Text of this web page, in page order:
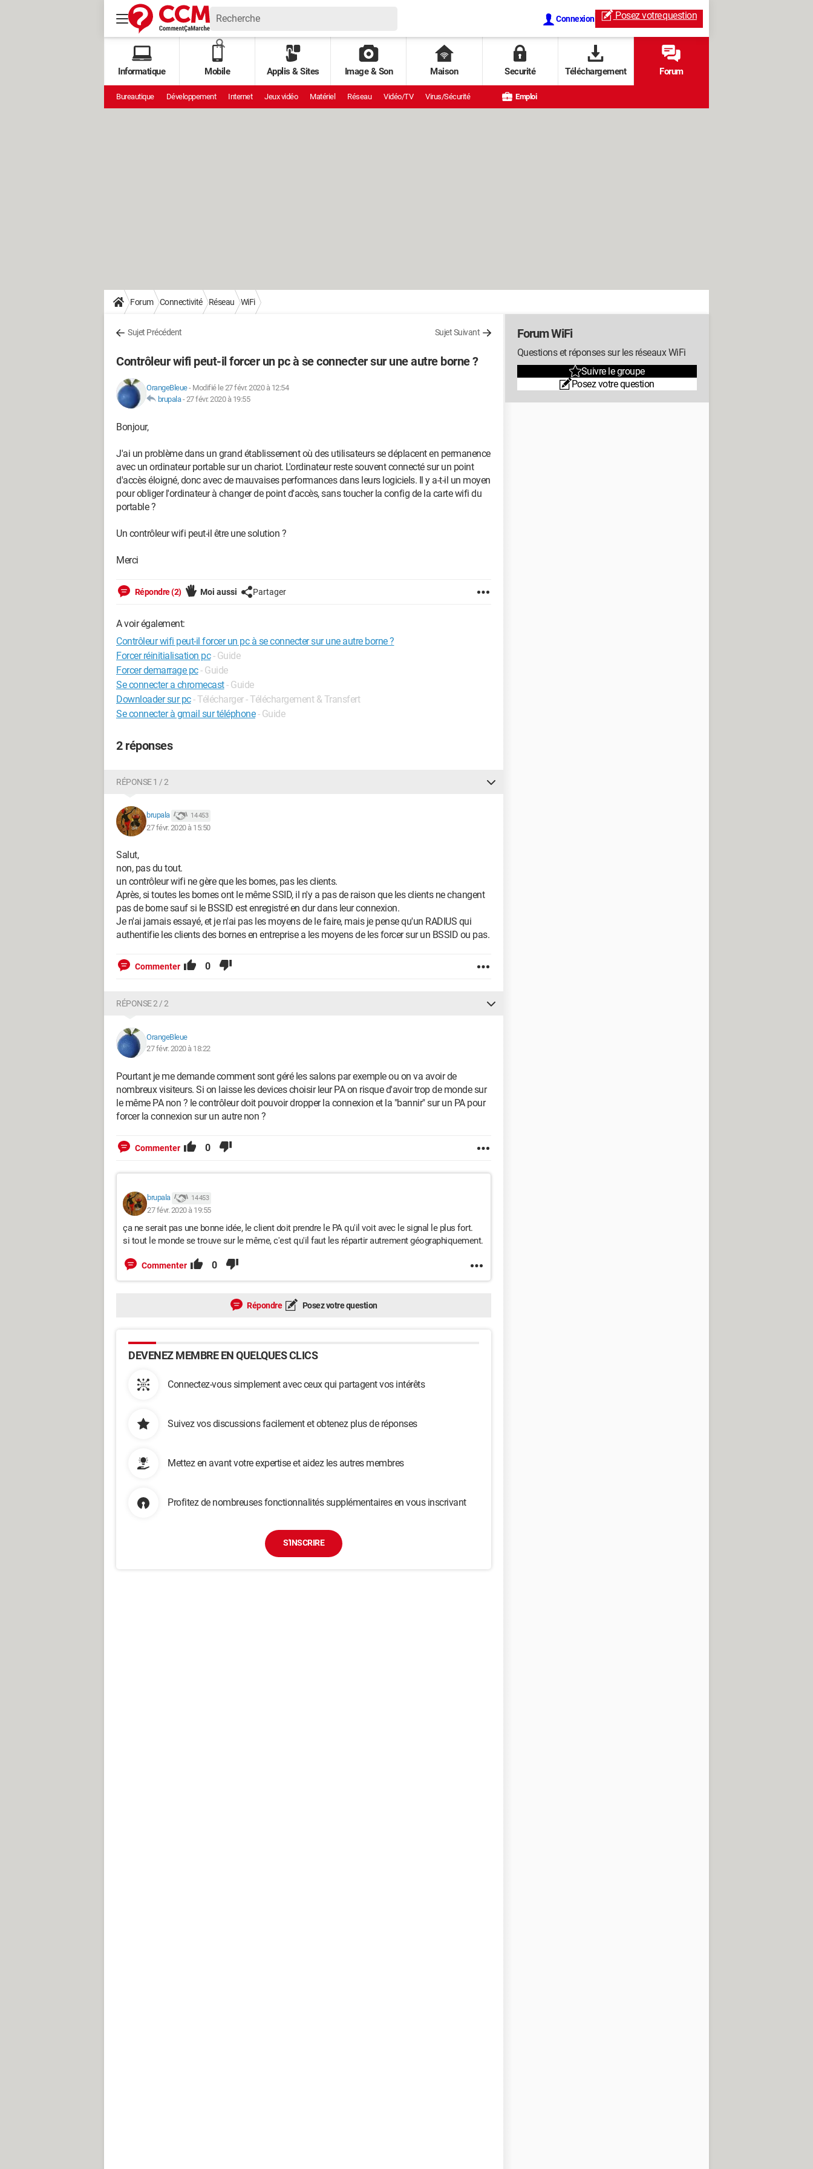
Connexion Posez votrequestion
Informatique Mobile Applis & Sites Image & Son Maison Securité Téléchargement Forum
Bureautique Développement Internet Jeux vidéo Matériel Réseau Vidéo/TV Virus/Sécurité Emploi
Forum Connectivité Réseau WiFi
Sujet Précédent Sujet Suivant
Contrôleur wifi peut-il forcer un pc à se connecter sur une autre borne ?
OrangeBleue- Modifié le 27 févr. 2020 à 12:54
brupala-27 févr. 2020 à 19:55
Bonjour,
J'ai un problème dans un grand établissement où des utilisateurs se déplacent en permanence
avec un ordinateur portable sur un chariot. L'ordinateur reste souvent connecté sur un point
d'accès éloigné, donc avec de mauvaises performances dans leurs logiciels. Il y a-t-il un moyen
pour obliger l'ordinateur à changer de point d'accès, sans toucher la config de la carte wifi du
portable ?
Un contrôleur wifi peut-il être une solution ?
Merci
Répondre (2) Moi aussi Partager
A voir également:
Contrôleur wifi peut-il forcer un pc à se connecter sur une autre borne ?
Forcer réinitialisation pc - Guide
Forcer demarrage pc- Guide
Se connecter a chromecast- Guide
Downloader sur pc- Télécharger - Téléchargement & Transfert
Se connecter à gmail sur téléphone - Guide
2 réponses
RÉPONSE 1 / 2
brupala 14 453
27 févr. 2020 à 15:50
Salut,
non, pas du tout.
un contrôleur wifi ne gère que les bornes, pas les clients.
Après, si toutes les bornes ont le même SSID, il n'y a pas de raison que les clients ne changent
pas de borne sauf si le BSSID est enregistré en dur dans leur connexion.
Je n'ai jamais essayé, et je n'ai pas les moyens de le faire, mais je pense qu'un RADIUS qui
authentifie les clients des bornes en entreprise a les moyens de les forcer sur un BSSID ou pas.
Commenter 0
RÉPONSE 2 / 2
OrangeBleue
27 févr. 2020 à 18:22
Pourtant je me demande comment sont géré les salons par exemple ou on va avoir de
nombreux visiteurs. Si on laisse les devices choisir leur PA on risque d'avoir trop de monde sur
le même PA non ? le contrôleur doit pouvoir dropper la connexion et la "bannir" sur un PA pour
forcer la connexion sur un autre non ?
Commenter 0
brupala 14 453
27 févr. 2020 à 19:55
ça ne serait pas une bonne idée, le client doit prendre le PA qu'il voit avec le signal le plus fort.
si tout le monde se trouve sur le même, c'est qu'il faut les répartir autrement géographiquement.
Commenter 0
Répondre Posez votre question
DEVENEZ MEMBRE EN QUELQUES CLICS
Connectez-vous simplement avec ceux qui partagent vos intérêts
Suivez vos discussions facilement et obtenez plus de réponses
Mettez en avant votre expertise et aidez les autres membres
Profitez de nombreuses fonctionnalités supplémentaires en vous inscrivant
S'INSCRIRE
Forum WiFi
Questions et réponses sur les réseaux WiFi
Suivre le groupe
Posez votre question